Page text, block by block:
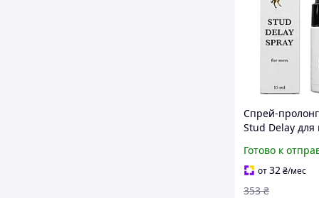
Спрей-
Stud Delay
эякуляции и
увеличения
удовольствия
Готово к
от32₴/мес
353 ₴